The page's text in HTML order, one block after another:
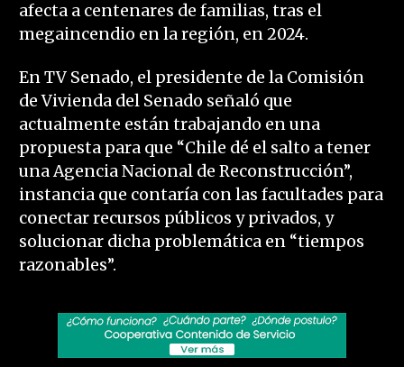
afecta a centenares de familias, tras el
megaincendio en la región, en 2024.
En TV Senado, el presidente de la Comisión
de Vivienda del Senado señaló que
actualmente están trabajando en una
propuesta para que “Chile dé el salto a tener
una Agencia Nacional de Reconstrucción”,
instancia que contaría con las facultades para
conectar recursos públicos y privados, y
solucionar dicha problemática en “tiempos
razonables”.